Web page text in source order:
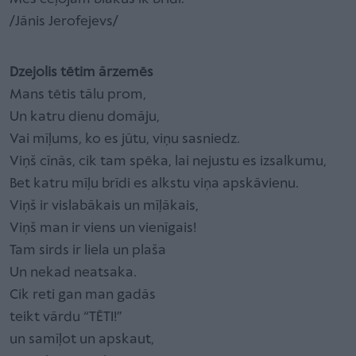
/Jānis Jerofejevs/
Dzejolis tētim ārzemēs
Mans tētis tālu prom,
Un katru dienu domāju,
Vai mīļums, ko es jūtu, viņu sasniedz.
Viņš cīnās, cik tam spēka, lai nejustu es izsalkumu,
Bet katru mīļu brīdi es alkstu viņa apskāvienu.
Viņš ir vislabākais un mīļākais,
Viņš man ir viens un vienīgais!
Tam sirds ir liela un plaša
Un nekad neatsaka.
Cik reti gan man gadās
teikt vārdu “TĒTI!”
un samīļot un apskaut,